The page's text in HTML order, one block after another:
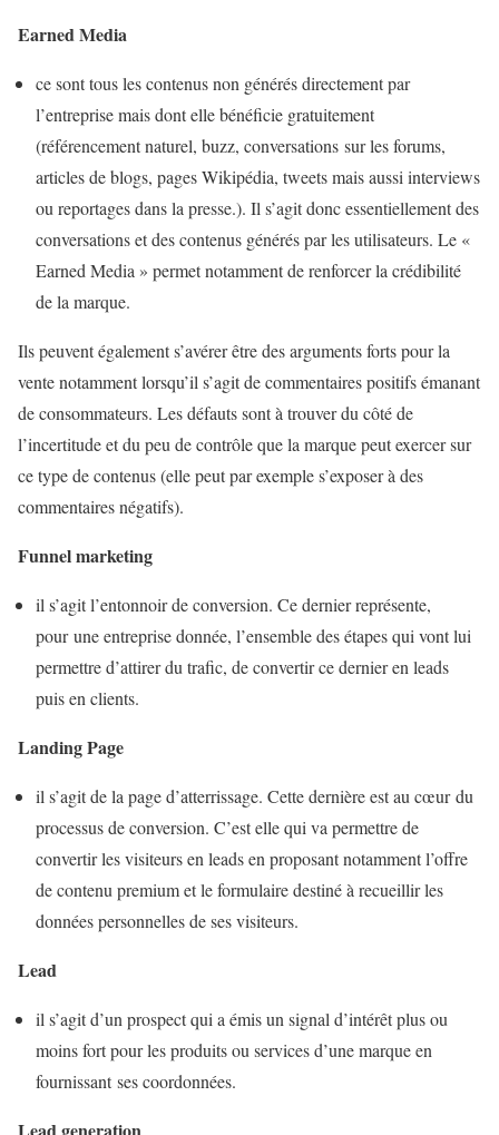
Earned Media
ce sont tous les contenus non générés directement par
l’entreprise mais dont elle bénéficie gratuitement
(référencement naturel, buzz, conversations sur les forums,
articles de blogs, pages Wikipédia, tweets mais aussi interviews
ou reportages dans la presse.). Il s’agit donc essentiellement des
conversations et des contenus générés par les utilisateurs. Le «
Earned Media » permet notamment de renforcer la crédibilité
de la marque.
Ils peuvent également s’avérer être des arguments forts pour la
vente notamment lorsqu’il s’agit de commentaires positifs émanant
de consommateurs. Les défauts sont à trouver du côté de
l’incertitude et du peu de contrôle que la marque peut exercer sur
ce type de contenus (elle peut par exemple s’exposer à des
commentaires négatifs).
Funnel marketing
il s’agit l’entonnoir de conversion. Ce dernier représente,
pour une entreprise donnée, l’ensemble des étapes qui vont lui
permettre d’attirer du trafic, de convertir ce dernier en leads
puis en clients.
Landing Page
il s’agit de la page d’atterrissage. Cette dernière est au cœur du
processus de conversion. C’est elle qui va permettre de
convertir les visiteurs en leads en proposant notamment l’offre
de contenu premium et le formulaire destiné à recueillir les
données personnelles de ses visiteurs.
Lead
il s’agit d’un prospect qui a émis un signal d’intérêt plus ou
moins fort pour les produits ou services d’une marque en
fournissant ses coordonnées.